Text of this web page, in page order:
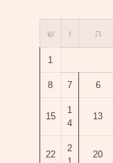
ה ו ש
1
6
7
8
13
1
4
15
20
2
22